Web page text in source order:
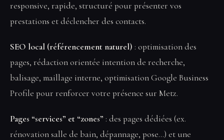
responsive, rapide, structuré pour présenter vos
prestations et déclencher des contacts.
SEO local (référencement naturel) : optimisation des
pages, rédaction orientée intention de recherche,
balisage, maillage interne, optimisation Google Business
Profile pour renforcer votre présence sur Metz.
Pages “services” et “zones” : des pages dédiées (ex.
rénovation salle de bain, dépannage, pose…) et une